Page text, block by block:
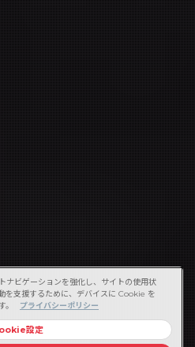
ナビゲーションを強化し、サイトの使用状
を支援するために、デバイスに Cookie を
。
プライバシーポリシー
設定